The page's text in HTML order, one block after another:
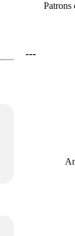
Patrons
---